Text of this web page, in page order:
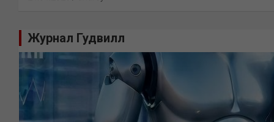
Журнал Гудвилл